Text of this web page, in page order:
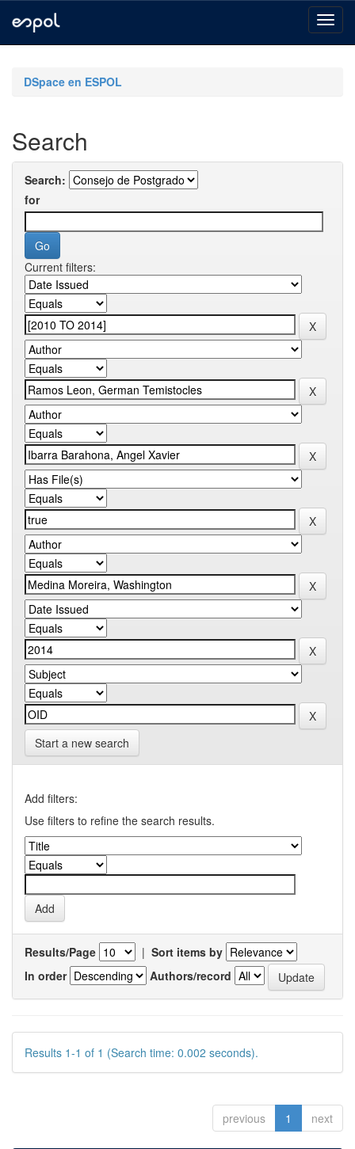
navigationDSpace en ESPOL
Search
Search:
for
Current filters:
Start a new search
Add filters:
Use filters to refine the search results.
Results/Page | Sort items by
In order
Authors/record
Results 1-1 of 1 (Search time: 0.002 seconds).
previous 1 next